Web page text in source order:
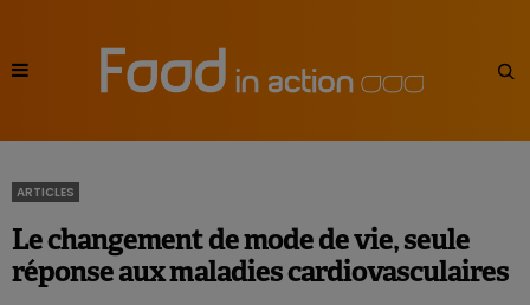
ARTICLES
Le changement de mode de vie, seule
réponse aux maladies cardiovasculaires